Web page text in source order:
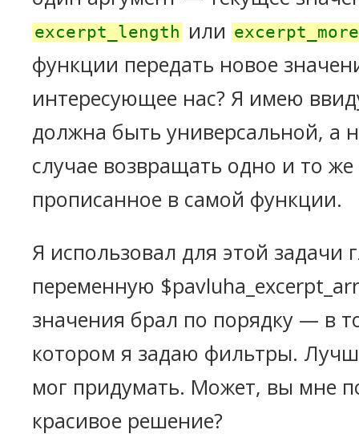
excerpt_length или excerpt_more
функции передать новое
интересующее нас? Я имею
должна быть универсальной, а
случае возвращать одно и то
прописанное в самой функции.
Я использовал для этой задачи
переменную
значения брал по порядку — в
котором я задаю фильтры.
мог придумать. Может, вы мне
красивое решение?